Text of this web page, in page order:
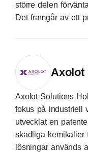
större delen
Det framgår av ett
Axolot
Axolot Solutions
fokus på industriell
utvecklat en
skadliga kemikalier
lösningar används